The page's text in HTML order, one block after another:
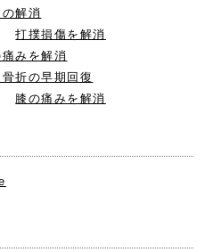
解消
打撲損傷を解消
みを解消
折の早期回復
膝の痛みを解消